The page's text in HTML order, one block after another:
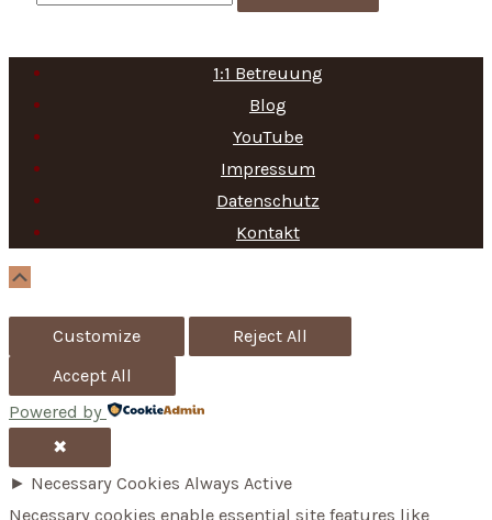
a
c
h
f
o
1:1 Betreuung
Blog
YouTube
Impressum
Datenschutz
Kontakt
Customize
Reject All
Accept All
Powered by
✖
► Necessary Cookies Always Active
Necessary cookies enable essential site features like